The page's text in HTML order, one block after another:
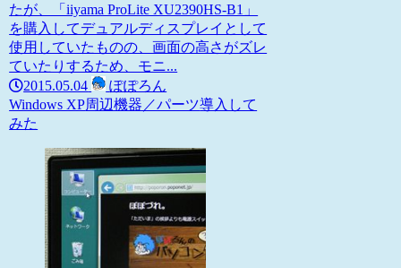
たが、「iiyama ProLite XU2390HS-B1」
を購入してデュアルディスプレイとして
使用していたものの、画面の高さがズレ
ていたりするため、モニ...
2015.05.04
ぽぽろん
Windows XP周辺機器／パーツ導入して
みた